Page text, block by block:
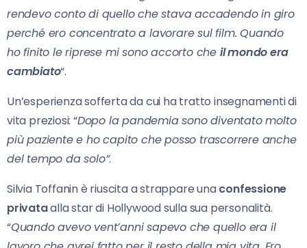
rendevo conto di quello che stava accadendo in giro
perché ero concentrato a lavorare sul film. Quando
ho finito le riprese mi sono accorto che il mondo era
cambiato“.
Un’esperienza sofferta da cui ha tratto insegnamenti di
vita preziosi: “Dopo la pandemia sono diventato molto
più paziente e ho capito che posso trascorrere anche
del tempo da solo”.
Silvia Toffanin è riuscita a strappare unaconfessione
privataalla star di Hollywood sulla sua personalità.
“Quando avevo vent’anni sapevo che quello era il